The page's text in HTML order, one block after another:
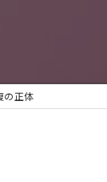
の正体